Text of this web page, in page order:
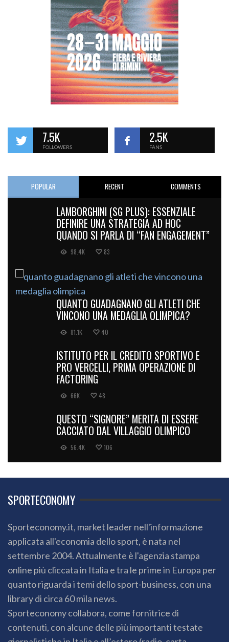
7.5K
FOLLOWERS
2.5K
FANS
POPULAR RECENT COMMENTS
LAMBORGHINI (SG PLUS): ESSENZIALE
DEFINIRE UNA STRATEGIA AD HOC
QUANDO SI PARLA DI “FAN ENGAGEMENT”
98.4K 83
QUANTO GUADAGNANO GLI ATLETI CHE
VINCONO UNA MEDAGLIA OLIMPICA?
81.1K 40
ISTITUTO PER IL CREDITO SPORTIVO E
PRO VERCELLI, PRIMA OPERAZIONE DI
FACTORING
66K 48
QUESTO “SIGNORE” MERITA DI ESSERE
CACCIATO DAL VILLAGGIO OLIMPICO
56.4K 106
SPORTECONOMY
Sporteconomy.it, market leader nell'informazione
applicata all'economia dello sport, è nata nel
settembre 2004. Attualmente è l'agenzia stampa
online più cliccata in Italia e tra le prime in Europa per
quanto riguarda i temi dello sport-business, con una
library di circa 60 mila news.
Sporteconomy collabora, come fornitrice di
contenuti, con alcune delle più importanti testate